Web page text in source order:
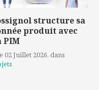
structure sa
produit avec
PIM
02 Juillet 2026, dans